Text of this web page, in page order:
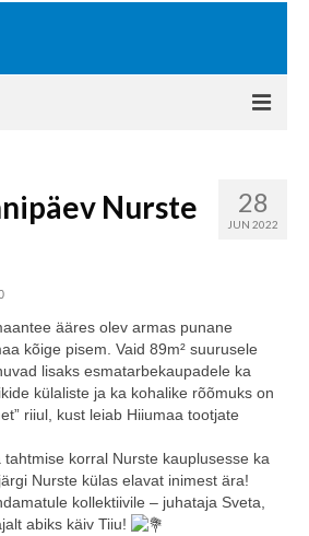
28
JUN 2022
Nurste
ääres olev armas punane
kõige pisem. Vaid 89m² suurusele
lisaks esmatarbekaupadele ka
külaliste ja ka kohalike rõõmuks on
riiul, kust leiab Hiiumaa tootjate
korral Nurste kauplusesse ka
Nurste külas elavat inimest ära!
kollektiivile – juhataja Sveta,
abiks käiv Tiiu!